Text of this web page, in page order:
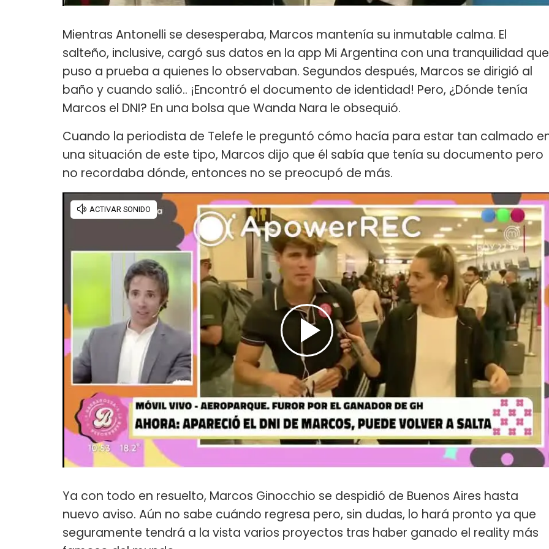
Mientras Antonelli se desesperaba, Marcos mantenía su inmutable calma. El
salteño, inclusive, cargó sus datos en la app Mi Argentina con una tranquilidad que
puso a prueba a quienes lo observaban. Segundos después, Marcos se dirigió al
baño y cuando salió.. ¡Encontró el documento de identidad! Pero, ¿Dónde tenía
Marcos el DNI? En una bolsa que Wanda Nara le obsequió.
Cuando la periodista de Telefe le preguntó cómo hacía para estar tan calmado
una situación de este tipo, Marcos dijo que él sabía que tenía su documento pero
no recordaba dónde, entonces no se preocupó de más.
Ya con todo en resuelto, Marcos Ginocchio se despidió de Buenos Aires hasta
nuevo aviso. Aún no sabe cuándo regresa pero, sin dudas, lo hará pronto ya que
seguramente tendrá a la vista varios proyectos tras haber ganado el reality más